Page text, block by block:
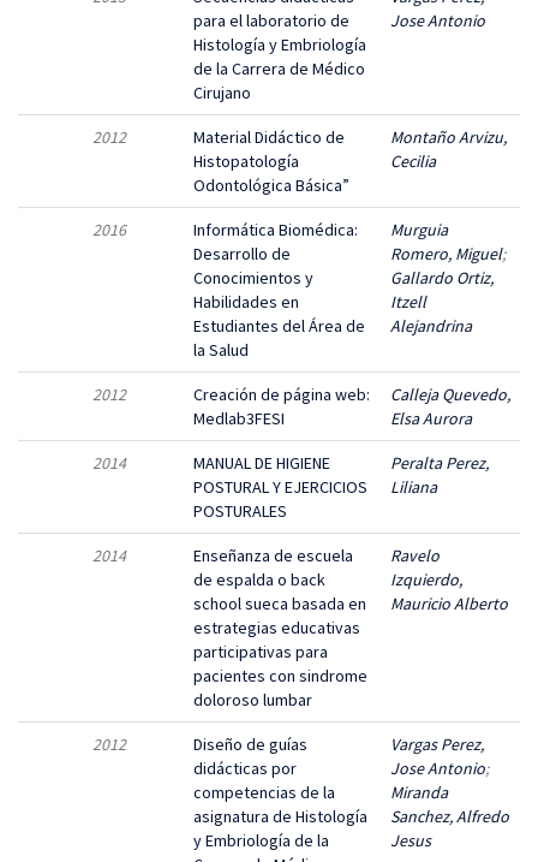
para el laboratorio de
Histología y Embriología
de la Carrera de Médico
Cirujano
Jose Antonio
2012
Material Didáctico de
Histopatología
Odontológica Básica”
Montaño Arvizu,
Cecilia
2016
Informática Biomédica:
Desarrollo de
Conocimientos y
Habilidades en
Estudiantes del Área de
la Salud
Murguia
Romero, Miguel;
Gallardo Ortiz,
Itzell
Alejandrina
2012
Creación de página web:
Medlab3FESI
Calleja Quevedo,
Elsa Aurora
2014
MANUAL DE HIGIENE
POSTURAL Y EJERCICIOS
POSTURALES
Peralta Perez,
Liliana
2014
Enseñanza de escuela
de espalda o back
school sueca basada en
estrategias educativas
participativas para
pacientes con sindrome
doloroso lumbar
Ravelo
Izquierdo,
Mauricio Alberto
2012
Diseño de guías
didácticas por
competencias de la
asignatura de Histología
y Embriología de la
Vargas Perez,
Jose Antonio;
Miranda
Sanchez, Alfredo
Jesus